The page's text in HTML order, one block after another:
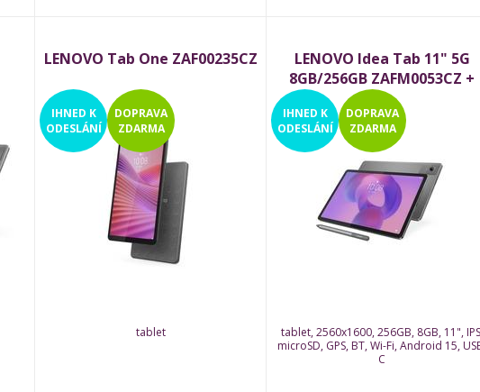
LENOVO Tab One ZAF00235CZ
tablet
IHNED K
ODESLÁNÍ
DOPRAVA
ZDARMA
LENOVO Idea Tab 11" 5G
8GB/256GB ZAFM0053CZ +
dotykové pero
tablet, 2560x1600, 256GB, 8GB, 11",
microSD, GPS, BT, Wi-Fi, Android 15,
C
IHNED K
ODESLÁNÍ
DOPRAVA
ZDARMA